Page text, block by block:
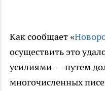
Как сообщает «
осуществить это
усилиями — путем
многочисленных